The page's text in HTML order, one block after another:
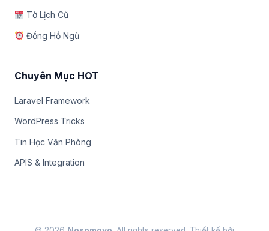
Tờ Lịch Cũ
Đồng Hồ Ngủ
Chuyên Mục HOT
Laravel Framework
WordPress Tricks
Tin Học Văn Phòng
APIS & Integration